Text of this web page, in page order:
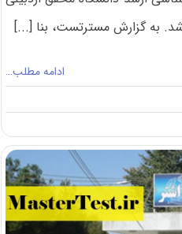
ادامه مطلب…